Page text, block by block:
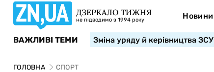
ДЗЕРКАЛО ТИЖНЯ
не підводимо з 1994 року Новини
ВАЖЛИВІ ТЕМИ Зміна уряду й керівництва ЗСУ
ГОЛОВНА СПОРТ